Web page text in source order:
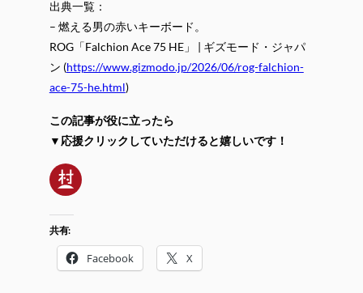
出典一覧：
– 燃える男の赤いキーボード。
ROG「Falchion Ace 75 HE」 | ギズモード・ジャパ
ン (https://www.gizmodo.jp/2026/06/rog-falchion-
ace-75-he.html)
この記事が役に立ったら
▼応援クリックしていただけると嬉しいです！
共有:
Facebook X